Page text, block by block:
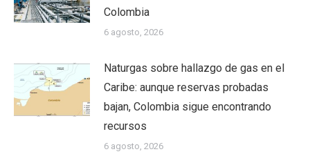
Colombia
6 agosto, 2026
Naturgas sobre hallazgo de gas en el
Caribe: aunque reservas probadas
bajan, Colombia sigue encontrando
recursos
6 agosto, 2026